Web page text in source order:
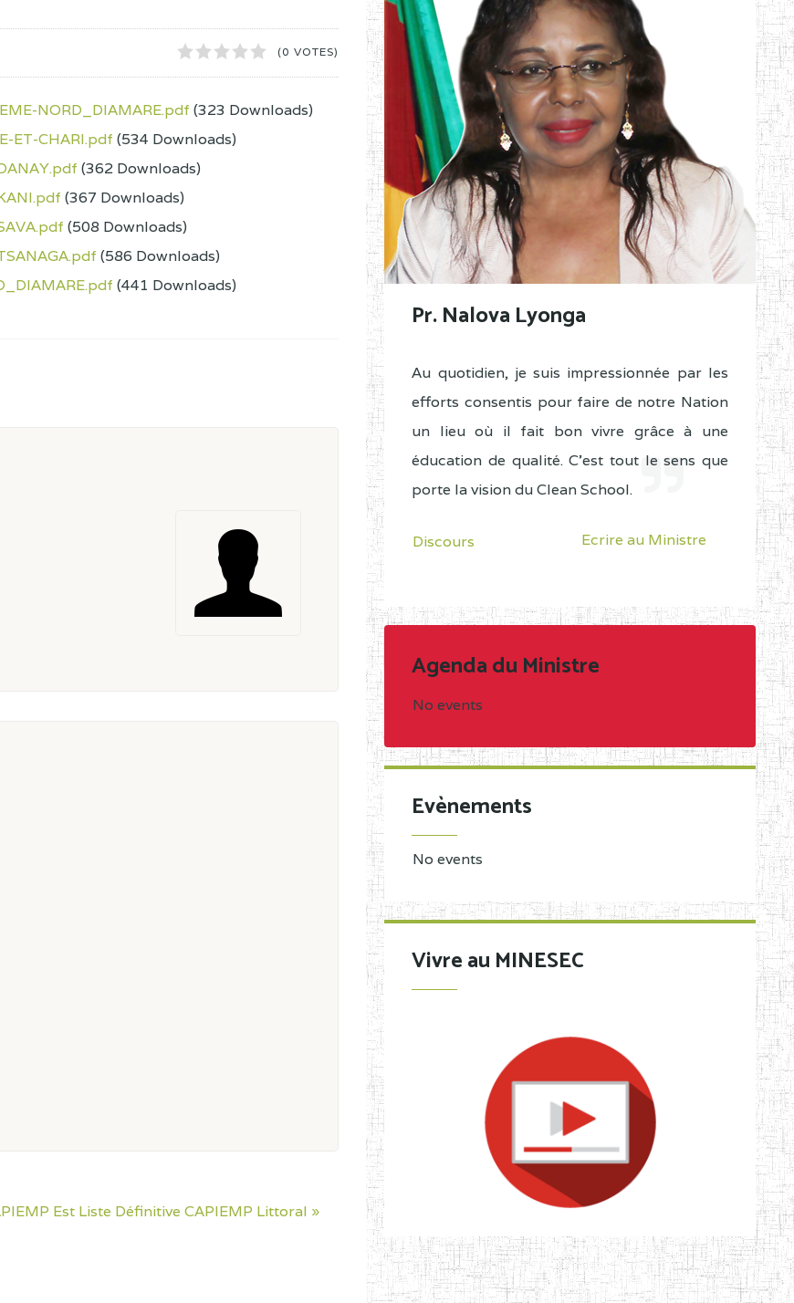
1
2
3
4
5
(0 VOTES)
NORD_DIAMARE.pdf (323 Downloads)
ET-CHARI.pdf (534 Downloads)
(362 Downloads)
(367 Downloads)
(508 Downloads)
(586 Downloads)
(441 Downloads)
Est Liste Définitive CAPIEMP Littoral »
Pr. Nalova Lyonga
Au quotidien, je suis impressionnée par les
efforts consentis pour faire de notre Nation
un lieu où il fait bon vivre grâce à une
éducation de qualité. C'est tout le sens que
porte la vision du Clean School.
Discours Ecrire au Ministre
Agenda du Ministre
No events
Evènements
No events
Vivre au MINESEC